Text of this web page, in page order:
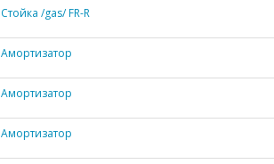
Стойка /gas/ FR-R
Амортизатор
Амортизатор
Амортизатор